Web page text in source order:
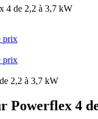
4 de 2,2 à 3,7 kW
prix
prix
4